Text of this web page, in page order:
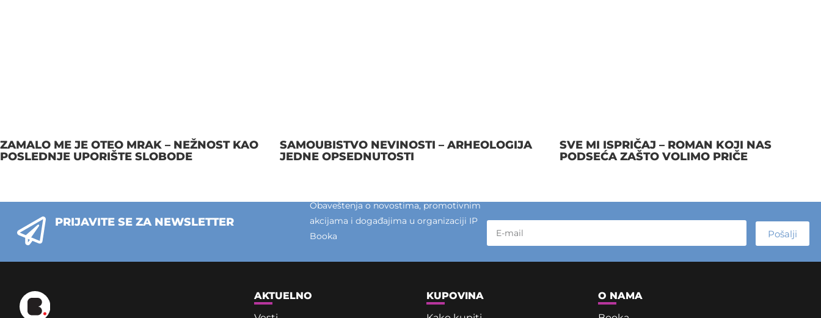
ZAMALO ME JE OTEO MRAK – NEŽNOST KAO
POSLEDNJE UPORIŠTE SLOBODE
SAMOUBISTVO NEVINOSTI – ARHEOLOGIJA
JEDNE OPSEDNUTOSTI
SVE MI ISPRIČAJ – ROMAN KOJI NAS
PODSEĆA ZAŠTO VOLIMO PRIČE
PRIJAVITE SE ZA NEWSLETTER
Obaveštenja o novostima, promotivnim
akcijama i događajima u organizaciji IP
Booka
Pošalji
AKTUELNO
KUPOVINA
O NAMA